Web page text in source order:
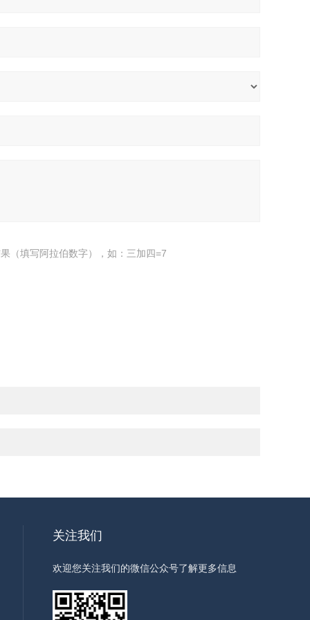
（填写阿拉伯数字），如：三加四=7
关注我们
欢迎您关注我们的微信公众号了解更多信息